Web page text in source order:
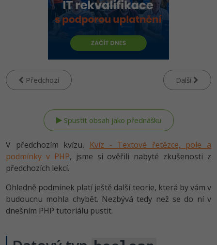
HTML5, CSS3, Bootstrap, SEO
SQL a databáze
UML a návrhové vzory
React
Spring
ASP.NET MVC
Best practices
PHP
JavaScript
HTML / CSS
UML a návrhové vzory
MySQL/MariaDB
MS-SQL
Vývojář mobilních aplikací
C# Game developer
Webdesigner
Systémový administrátor
Grafik / UX/UI návrhář
3D grafik
Projektový manažer
Databázový analytik
Python -80%
-80%
-80%
C++ -80%
Kotlin -80%
C -80%
VB.NET
SQL
Návrh SW -80%
Předchozí Další
V předchozím kvízu, Kvíz - Textové řetězce, pole a
podmínky v PHP, jsme si ověřili nabyté zkušenosti z
předchozích lekcí.
Ohledně podmínek platí ještě další teorie, která by vám v
budoucnu mohla chybět. Nezbývá tedy než se do ní v
dnešním PHP tutoriálu pustit.